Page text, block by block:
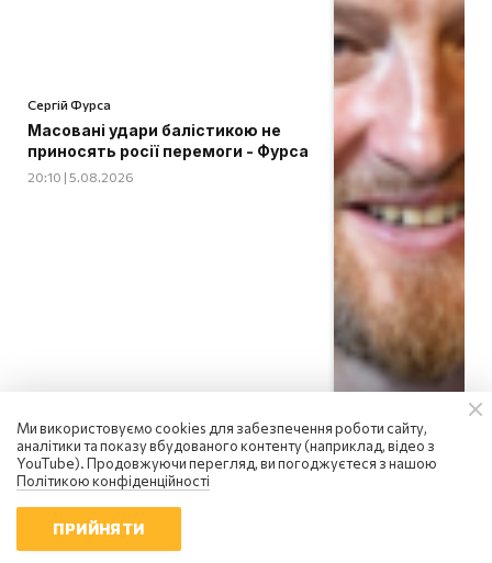
Сергій Фурса
Масовані удари балістикою не
приносять росії перемоги - Фурса
20:10 | 5.08.2026
Ми використовуємо cookies для забезпечення роботи сайту,
аналітики та показу вбудованого контенту (наприклад, відео з
YouTube). Продовжуючи перегляд, ви погоджуєтеся з нашою
Політикою конфіденційності
ПРИЙНЯТИ